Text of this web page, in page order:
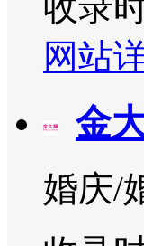
网站
金
婚庆/